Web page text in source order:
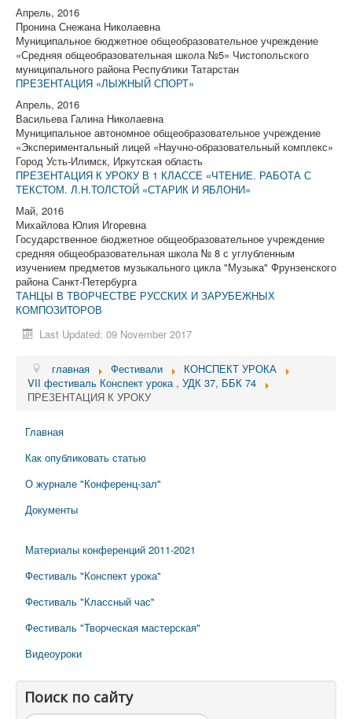
Апрель, 2016
Пронина Снежана Николаевна
Муниципальное бюджетное общеобразовательное учреждение
«Средняя общеобразовательная школа №5» Чистопольского
муниципального района Республики Татарстан
ПРЕЗЕНТАЦИЯ «ЛЫЖНЫЙ СПОРТ»
Апрель, 2016
Васильева Галина Николаевна
Муниципальное автономное общеобразовательное учреждение
«Экспериментальный лицей «Научно-образовательный комплекс»
Город Усть-Илимск, Иркутская область
ПРЕЗЕНТАЦИЯ К УРОКУ В 1 КЛАССЕ «ЧТЕНИЕ. РАБОТА С
ТЕКСТОМ. Л.Н.ТОЛСТОЙ «СТАРИК И ЯБЛОНИ»
Май, 2016
Михайлова Юлия Игоревна
Государственное бюджетное общеобразовательное учреждение
средняя общеобразовательная школа № 8 с углубленным
изучением предметов музыкального цикла "Музыка" Фрунзенского
района Санкт-Петербурга
ТАНЦЫ В ТВОРЧЕСТВЕ РУССКИХ И ЗАРУБЕЖНЫХ
КОМПОЗИТОРОВ
Last Updated: 09 November 2017
главная Фестивали
КОНСПЕКТ УРОКА
VII фестиваль Конспект урока , УДК 37, ББК 74
ПРЕЗЕНТАЦИЯ К УРОКУ
Главная
Как опубликовать статью
О журнале "Конференц-зал"
Документы
Материалы конференций 2011-2021
Фестиваль "Конспект урока"
Фестиваль "Классный час"
Фестиваль "Творческая мастерская"
Видеоуроки
Поиск по сайту